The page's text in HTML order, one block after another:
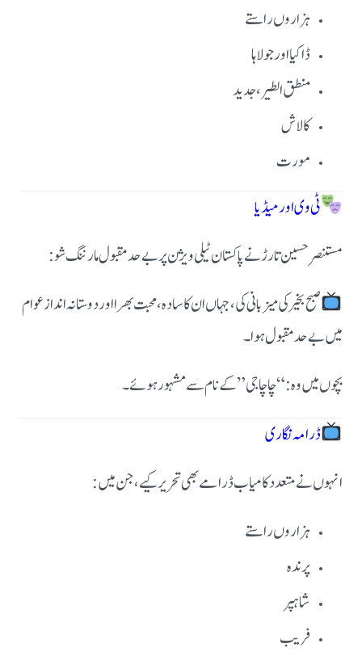
ہزاروں راستے
ڈاکیا اور جولاہا
منطق الطیر، جدید
کالا ش
مورت
ٹی وی اور میڈیا
مستنصر حسین تارڑ نے پاکستان ٹیلی ویژن پر بے حد مقبول مارننگ شو:
صبح بخیرکی میزبانی کی، جہاں ان کا سادہ، محبت بھرا اور دوستانہ انداز عوام
میں بے حد مقبول ہوا۔
بچوں میں وہ:“چاچا جی”کے نام سے مشہور ہوئے۔
ڈرامہ نگاری
انہوں نے متعدد کامیاب ڈرامے بھی تحریر کیے، جن میں:
ہزاروں راستے
پرندہ
شاہپر
فریب